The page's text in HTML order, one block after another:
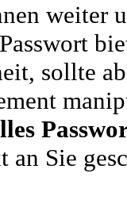
weiter
sollte
an Sie